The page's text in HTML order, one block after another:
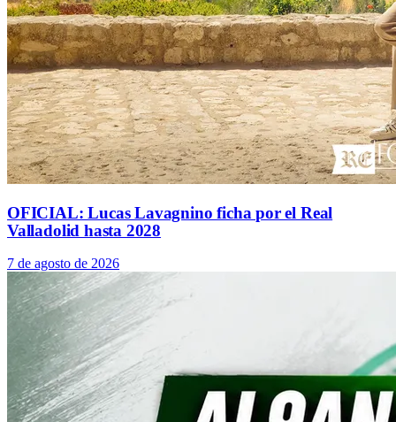
OFICIAL: Lucas Lavagnino ficha por el Real
Valladolid hasta 2028
7 de agosto de 2026